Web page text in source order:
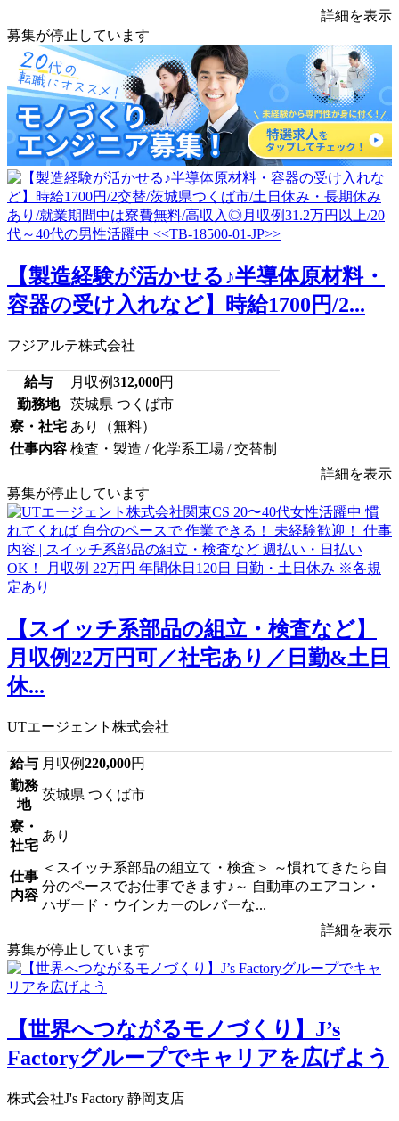
詳細を表示
募集が停止しています
【製造経験が活かせる♪半導体原材料・
容器の受け入れなど】時給1700円/2...
フジアルテ株式会社
給与 月収例312,000円
勤務地
茨城県 つくば市
寮・社宅 あり（無料）
仕事内容 検査・製造 / 化学系工場 / 交替制
詳細を表示
募集が停止しています
【スイッチ系部品の組立・検査など】
月収例22万円可／社宅あり／日勤&土日
休...
UTエージェント株式会社
給与 月収例220,000円
勤務
地
茨城県 つくば市
寮・
社宅
あり
仕事
内容
＜スイッチ系部品の組立て・検査＞ ～慣れてきたら自
分のペースでお仕事できます♪～ 自動車のエアコン・
ハザード・ウインカーのレバーな...
詳細を表示
募集が停止しています
【世界へつながるモノづくり】J’s
Factoryグループでキャリアを広げよう
株式会社J's Factory 静岡支店